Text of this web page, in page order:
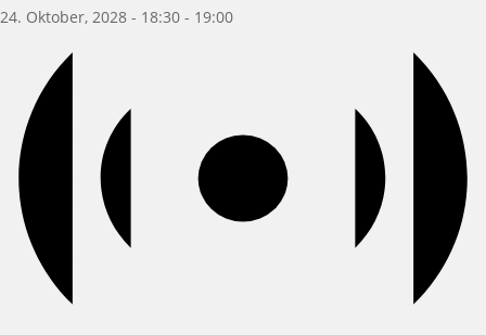
24. Oktober, 2028 - 18:30 - 19:00